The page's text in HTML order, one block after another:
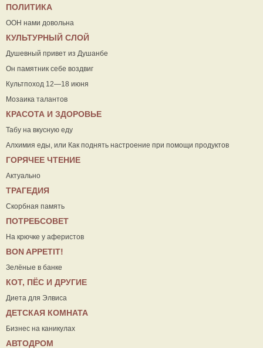
ПОЛИТИКА
ООН нами довольна
КУЛЬТУРНЫЙ СЛОЙ
Душевный привет из Душанбе
Он памятник себе воздвиг
Культпоход 12—18 июня
Мозаика талантов
КРАСОТА И ЗДОРОВЬЕ
Табу на вкусную еду
Алхимия еды, или Как поднять настроение при помощи продуктов
ГОРЯЧЕЕ ЧТЕНИЕ
Актуально
ТРАГЕДИЯ
Скорбная память
ПОТРЕБСОВЕТ
На крючке у аферистов
ВON APPETIT!
Зелёные в банке
КОТ, ПЁС И ДРУГИЕ
Диета для Элвиса
ДЕТСКАЯ КОМНАТА
Бизнес на каникулах
АВТОДРОМ